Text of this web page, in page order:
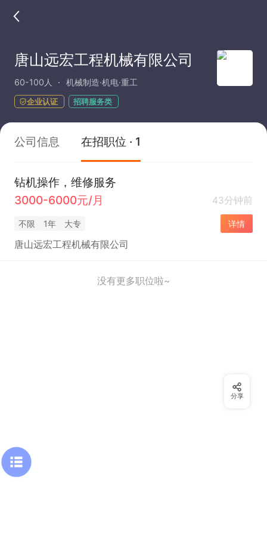
唐山远宏工程机械有限公司
60-100人 机械制造·机电·重工
企业认证 招聘服务类
公司信息 在招职位 · 1
钻机操作，维修服务
3000-6000元/月
43分钟前
不限 1年 大专 详情
唐山远宏工程机械有限公司
没有更多职位啦~
分享